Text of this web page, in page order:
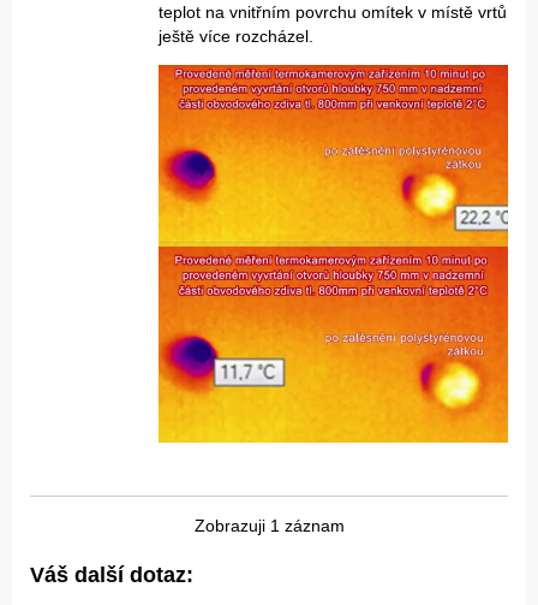
teplot na vnitřním povrchu omítek v místě vrtů
ještě více rozcházel.
Zobrazuji 1 záznam
Váš další dotaz: